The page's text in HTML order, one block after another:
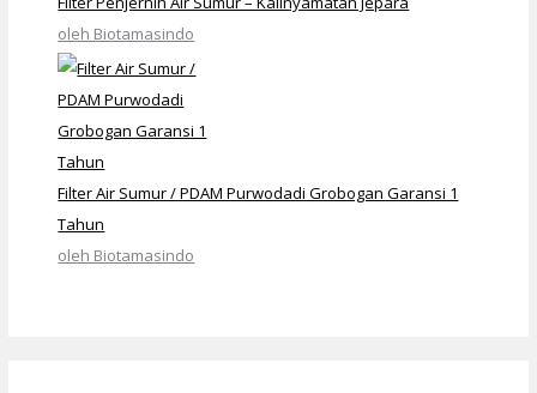
oleh Biotamasindo
Filter Air Sumur / PDAM Purwodadi Grobogan Garansi 1
Tahun
oleh Biotamasindo